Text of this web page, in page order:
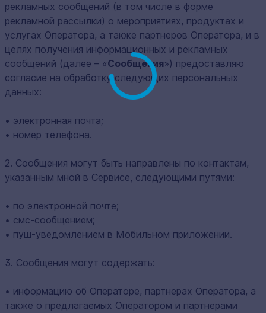
рекламных сообщений (в том числе в форме
рекламной рассылки) о мероприятиях, продуктах и
услугах Оператора, а также партнеров Оператора, и в
целях получения информационных и рекламных
сообщений (далее – «Сообщения») предоставляю
согласие на обработку следующих персональных
данных:
• электронная почта;
• номер телефона.
2. Сообщения могут быть направлены по контактам,
указанным мной в Сервисе, следующими путями:
• по электронной почте;
• смс-сообщением;
• пуш-уведомлением в Мобильном приложении.
3. Сообщения могут содержать:
• информацию об Операторе, партнерах Оператора, а
также о предлагаемых Оператором и партнерами